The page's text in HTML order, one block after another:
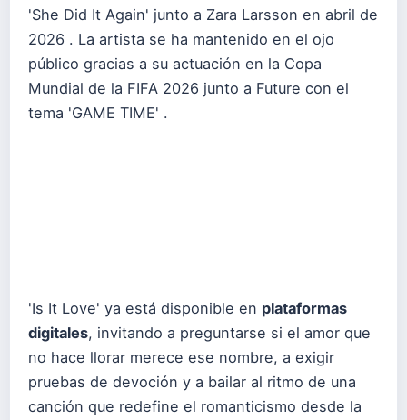
'She Did It Again' junto a Zara Larsson en abril de
2026 . La artista se ha mantenido en el ojo
público gracias a su actuación en la Copa
Mundial de la FIFA 2026 junto a Future con el
tema 'GAME TIME' .
'Is It Love' ya está disponible en plataformas
digitales, invitando a preguntarse si el amor que
no hace llorar merece ese nombre, a exigir
pruebas de devoción y a bailar al ritmo de una
canción que redefine el romanticismo desde la